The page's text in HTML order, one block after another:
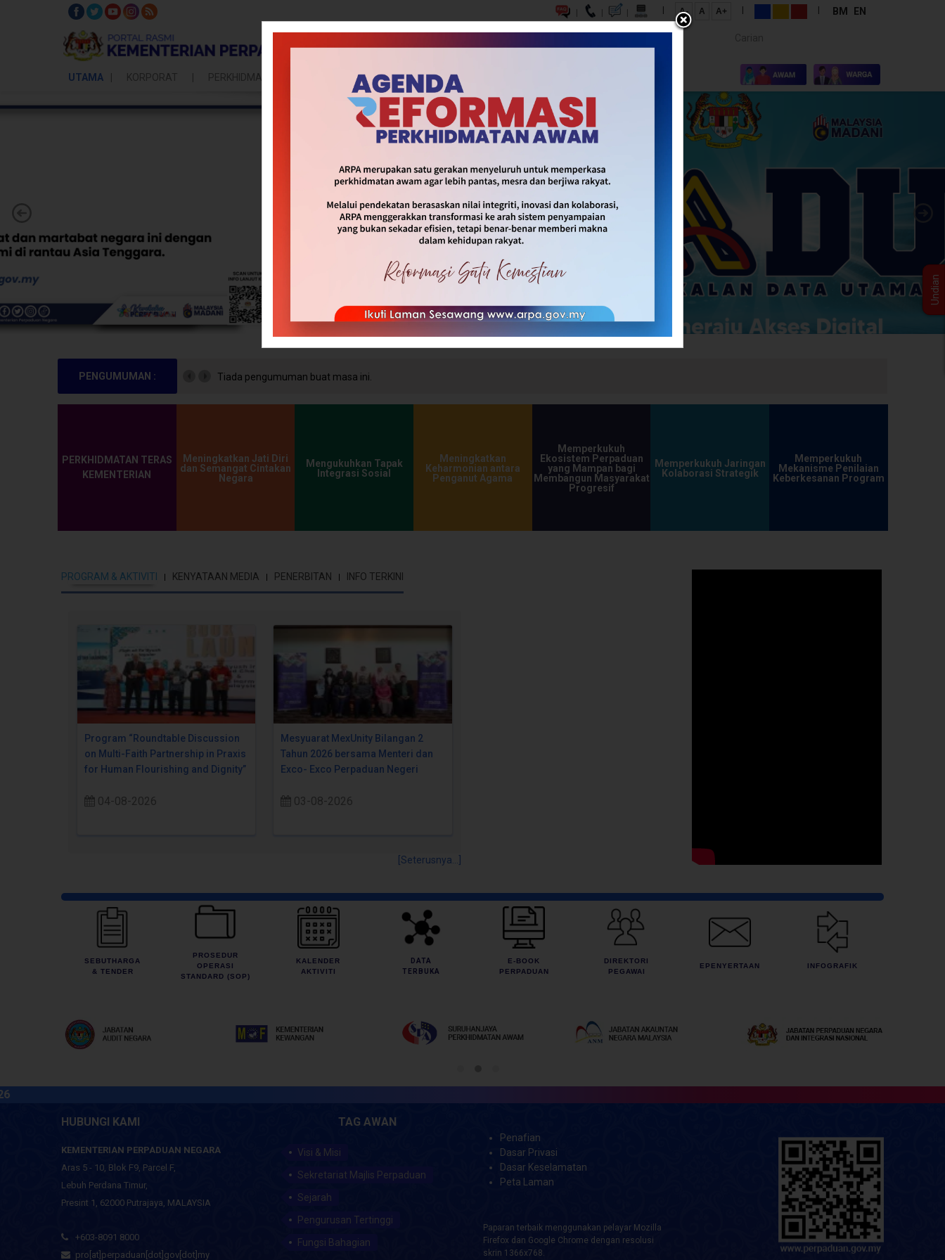
| | | | A- A A+ | | BM
EN
UTAMA KORPORAT PERKHIDMATAN DASAR & INISIATIF SOP & INFOGRAFIK
PENGUMUMAN : Tiada pengumuman buat masa ini.
PERKHIDMATAN TERAS
KEMENTERIAN
Meningkatkan Jati Diri
dan Semangat Cintakan
Negara
Mengukuhkan Tapak
Integrasi Sosial
Meningkatkan
Keharmonian antara
Penganut Agama
Memperkukuh
Ekosistem Perpaduan
yang Mampan bagi
Membangun Masyarakat
Progresif
Memperkukuh Jaringan
Kolaborasi Strategik
Memperkukuh
Mekanisme Penilaian
Keberkesanan Program
PROGRAM & AKTIVITI KENYATAAN MEDIA PENERBITAN INFO TERKINI
Program “Roundtable Discussion
on Multi-Faith Partnership in Praxis
for Human Flourishing and Dignity”
04-08-2026
Mesyuarat MexUnity Bilangan 2
Tahun 2026 bersama Menteri dan
Exco- Exco Perpaduan Negeri
03-08-2026
[Seterusnya...]
Pautan Pantas
SEBUTHARGA
& TENDER
PROSEDUR
OPERASI
STANDARD (SOP)
KALENDER
AKTIVITI
DATA
TERBUKA
E-BOOK
PERPADUAN
DIREKTORI
PEGAWAI
EPENYERTAAN INFOGRAFIK
HUBUNGI KAMI
pro[at]perpaduan[dot]gov[dot]my
TAG AWAN
Firefox dan Google Chrome dengan resolusi
skrin 1366x768.
Undian